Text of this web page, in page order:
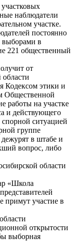
наблюдатели
участке.
постоянно
выборами в
221 общественный
от
Кодексом этики и
Общественной
работы на участке
и действующего
ситуацией
группе
дежурят в штабе и
вопрос, либо
области
«Школа
примут участие в
открытости
выборная